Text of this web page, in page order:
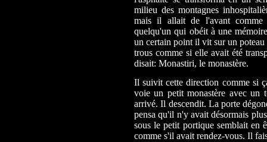
milieu des montagnes
mais il allait de l'avant comme
quelqu'un qui obéit à une
un certain point il vit sur un
trous comme si elle avait été
disait: Monastiri, le monastère.
Il suivit cette direction comme si
voie un petit monastère avec
arrivé. Il descendit. La porte
pensa qu'il n'y avait désormais
sous le petit portique semblait en
comme s'il avait rendez-vous. Il